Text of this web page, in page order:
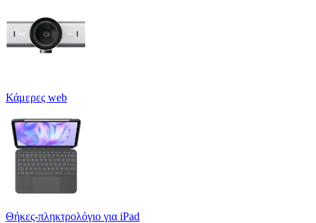
Κάμερες web
Θήκες-πληκτρολόγιο για iPad